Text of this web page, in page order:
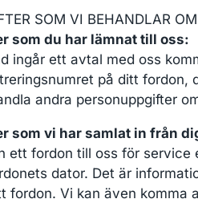
SOM VI BEHANDLAR
som du har lämnat till oss:
ingår ett avtal med oss
på ditt fordon,
andra personuppgifter
som vi har samlat in från
ett fordon till oss för
dator. Det är
fordon. Vi kan även komma